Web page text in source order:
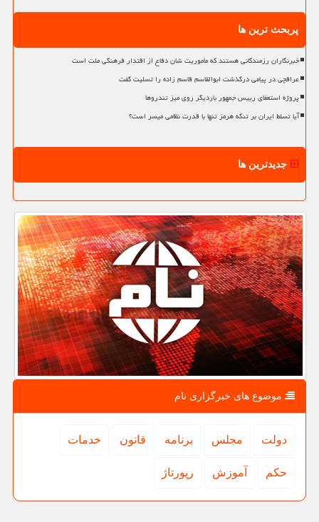
پربحث ترین ها
خبرنگاران رزمندگانی هستند که مأموریت شان دفاع از اقتدار فرهنگی ملت است
عراقچی در پیامی درگذشت ابوالقاسم قاسم زاده را تسلیت گفت
پروژه استعفای رییس جمهور باردیگر روی میز تندروها
آیا تسلط ایران بر تنگه هرمز تنها با قدرت نظامی میسر است؟
جدیدترین ها
موضوع های خبرگزاری نام
دولت مجلس برنامه قانون خدمات
حكم آموزش رپورتاژ